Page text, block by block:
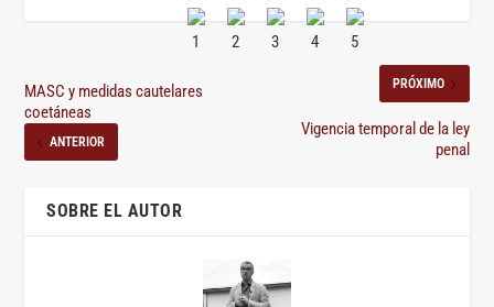
MASC y medidas cautelares
coetáneas
ANTERIOR
PRÓXIMO
Vigencia temporal de la ley
penal
SOBRE EL AUTOR